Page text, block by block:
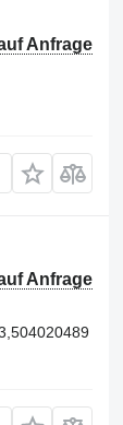
Anfrage
Anfrage